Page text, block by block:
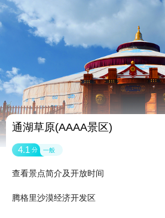
通湖草原(AAAA景区)
4.1 分 一般
查看景点简介及开放时间
腾格里沙漠经济开发区
